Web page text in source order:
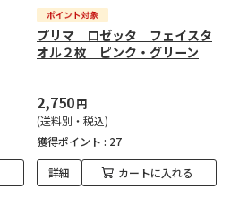
プリマ ロゼッタ フェイスタ
オル２枚 ピンク・グリーン
2,750円
(送料別・税込)
獲得ポイント : 27
詳細 カートに入れる